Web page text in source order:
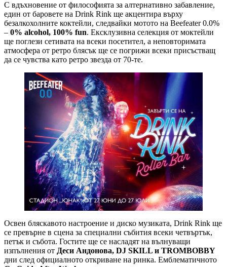
С вдъхновение от философията за алтернативно забавление,
един от баровете на Drink Rink ще акцентира върху
безалкохолните коктейли, следвайки мотото на Beefeater 0.0%
– 0% alcohol, 100% fun. Ексклузивна селекция от моктейли
ще поглези сетивата на всеки посетител, а неповторимата
атмосфера от ретро блясък ще се погрижи всеки присъстващ
да се чувства като ретро звезда от 70-те.
Освен бляскавото настроение и диско музиката, Drink Rink ще
се превърне в сцена за специални събития всеки четвъртък,
петък и събота. Гостите ще се насладят на вълнуващи
изпълнения от Деси Андонова, DJ SKILL и TROMBOBBY
дни след официалното откриване на ринка. Емблематичното